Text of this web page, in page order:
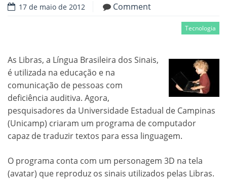
17 de maio de 2012 Comment
Tecnologia
As Libras, a Língua Brasileira dos Sinais,
é utilizada na educação e na
comunicação de pessoas com
deficiência auditiva. Agora,
pesquisadores da Universidade Estadual de Campinas
(Unicamp) criaram um programa de computador
capaz de traduzir textos para essa linguagem.
O programa conta com um personagem 3D na tela
(avatar) que reproduz os sinais utilizados pelas Libras.